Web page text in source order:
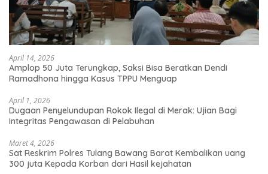
April 14, 2026
Amplop 50 Juta Terungkap, Saksi Bisa Beratkan Dendi
Ramadhona hingga Kasus TPPU Menguap
April 1, 2026
Dugaan Penyelundupan Rokok Ilegal di Merak: Ujian Bagi
Integritas Pengawasan di Pelabuhan
Maret 4, 2026
Sat Reskrim Polres Tulang Bawang Barat Kembalikan uang
300 juta Kepada Korban dari Hasil kejahatan